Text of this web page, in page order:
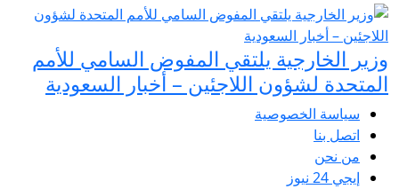
وزير الخارجية يلتقي المفوض السامي للأمم
المتحدة لشؤون اللاجئين – أخبار السعودية
سياسة الخصوصية
اتصل بنا
من نحن
إيجي 24 نيوز